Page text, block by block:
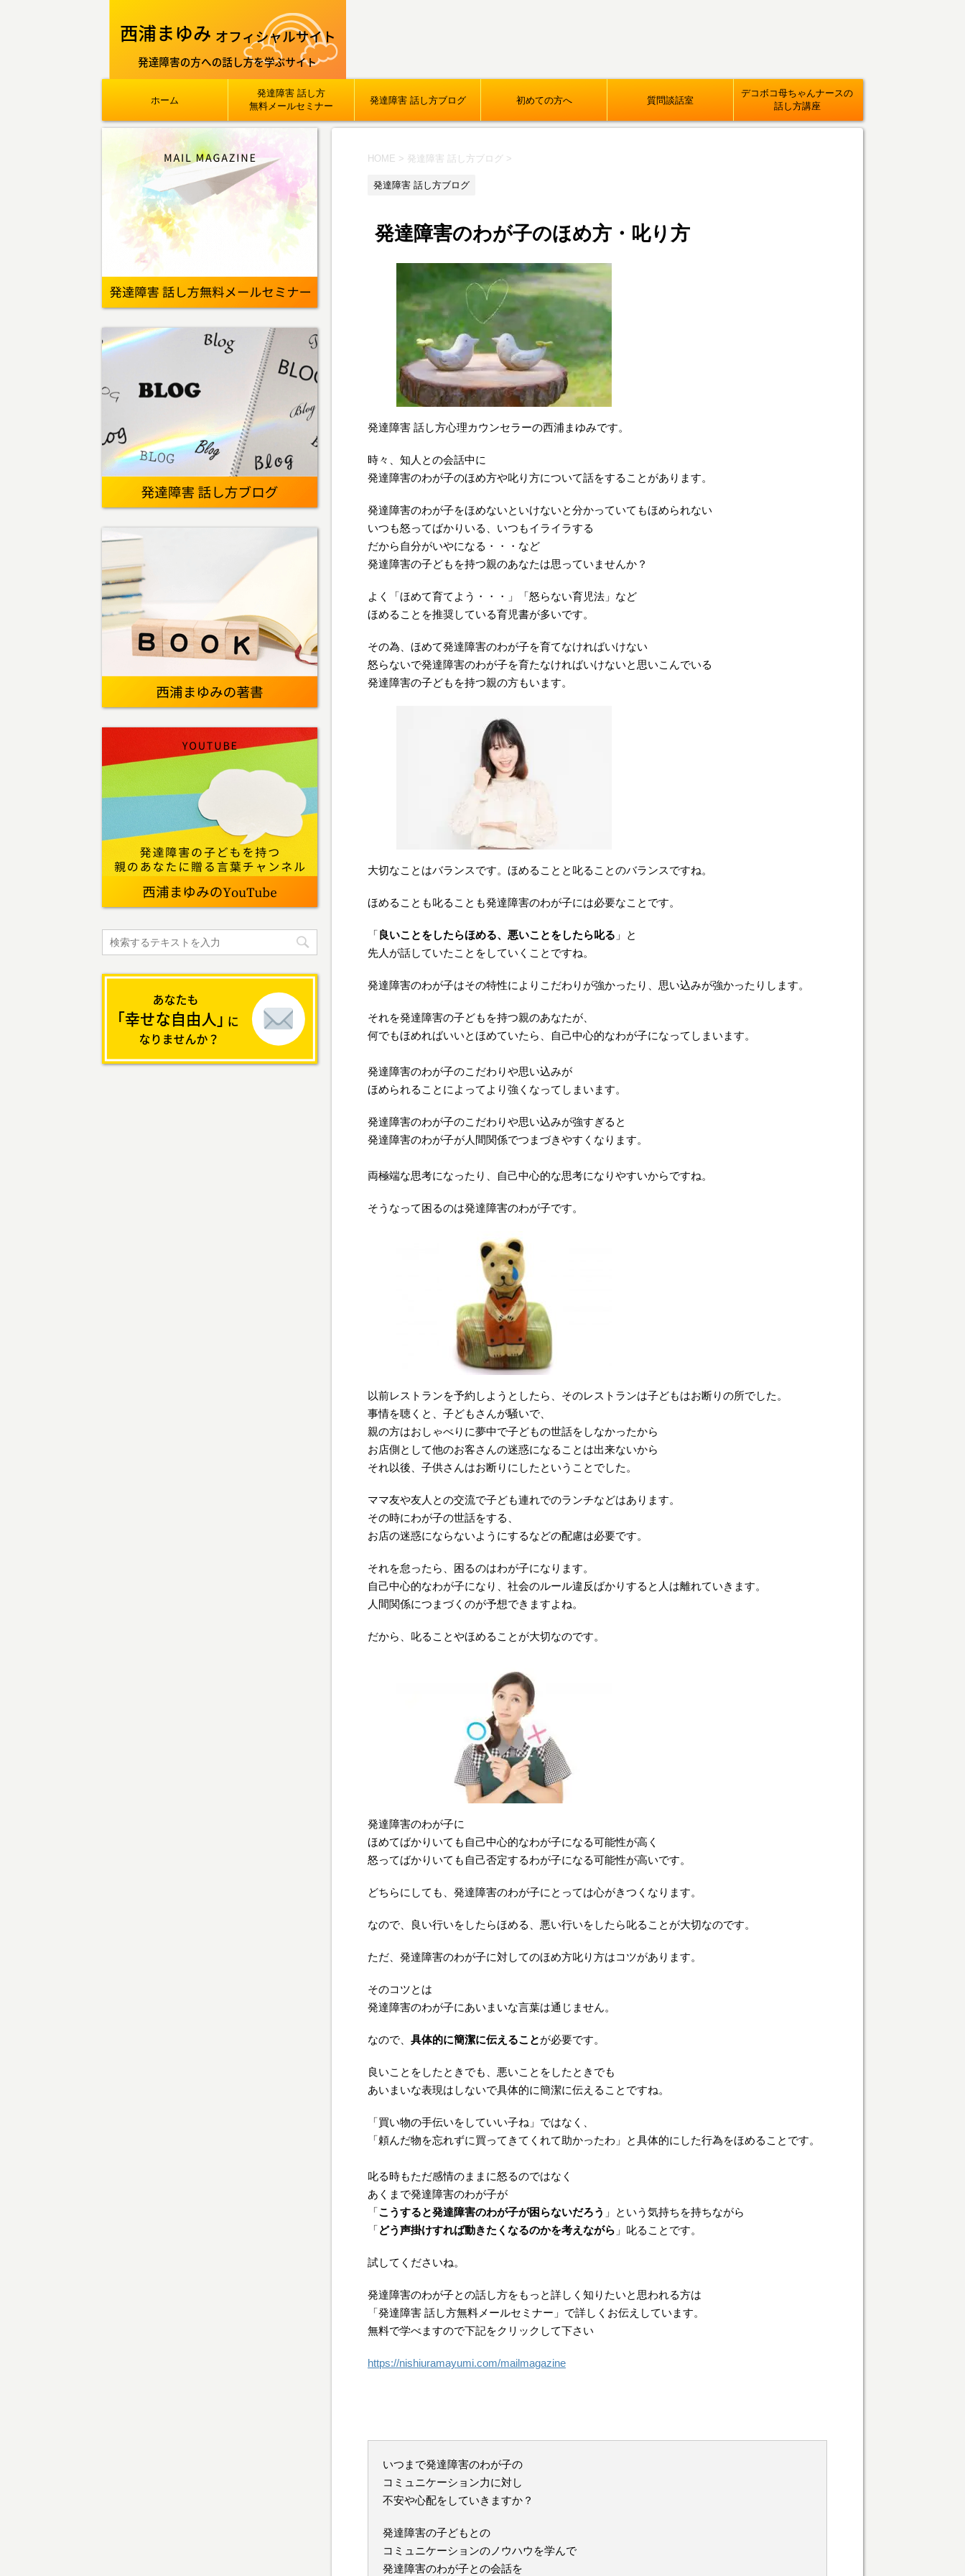
ホーム
発達障害 話し方
無料メールセミナー
発達障害 話し方ブログ 初めての方へ 質問談話室
デコボコ母ちゃんナースの
話し方講座
HOME > 発達障害 話し方ブログ >
発達障害 話し方ブログ
発達障害のわが子のほめ方・叱り方
発達障害 話し方心理カウンセラーの西浦まゆみです。
時々、知人との会話中に
発達障害のわが子のほめ方や叱り方について話をすることがあります。
発達障害のわが子をほめないといけないと分かっていてもほめられない
いつも怒ってばかりいる、いつもイライラする
だから自分がいやになる・・・など
発達障害の子どもを持つ親のあなたは思っていませんか？
よく「ほめて育てよう・・・」「怒らない育児法」など
ほめることを推奨している育児書が多いです。
その為、ほめて発達障害のわが子を育てなければいけない
怒らないで発達障害のわが子を育たなければいけないと思いこんでいる
発達障害の子どもを持つ親の方もいます。
大切なことはバランスです。ほめることと叱ることのバランスですね。
ほめることも叱ることも発達障害のわが子には必要なことです。
「良いことをしたらほめる、悪いことをしたら叱る 」と
先人が話していたことをしていくことですね。
発達障害のわが子はその特性によりこだわりが強かったり、思い込みが強かったりします。
それを発達障害の子どもを持つ親のあなたが、
何でもほめればいいとほめていたら、自己中心的なわが子になってしまいます。
発達障害のわが子のこだわりや思い込みが
ほめられることによってより強くなってしまいます。
発達障害のわが子のこだわりや思い込みが強すぎると
発達障害のわが子が人間関係でつまづきやすくなります。
両極端な思考になったり、自己中心的な思考になりやすいからですね。
そうなって困るのは発達障害のわが子です。
以前レストランを予約しようとしたら、そのレストランは子どもはお断りの所でした。
事情を聴くと、子どもさんが騒いで、
親の方はおしゃべりに夢中で子どもの世話をしなかったから
お店側として他のお客さんの迷惑になることは出来ないから
それ以後、子供さんはお断りにしたということでした。
ママ友や友人との交流で子ども連れでのランチなどはあります。
その時にわが子の世話をする、
お店の迷惑にならないようにするなどの配慮は必要です。
それを怠ったら、困るのはわが子になります。
自己中心的なわが子になり、社会のルール違反ばかりすると人は離れていきます。
人間関係につまづくのが予想できますよね。
だから、叱ることやほめることが大切なのです。
発達障害のわが子に
ほめてばかりいても自己中心的なわが子になる可能性が高く
怒ってばかりいても自己否定するわが子になる可能性が高いです。
どちらにしても、発達障害のわが子にとっては心がきつくなります。
なので、良い行いをしたらほめる、悪い行いをしたら叱ることが大切なのです。
ただ、発達障害のわが子に対してのほめ方叱り方はコツがあります。
そのコツとは
発達障害のわが子にあいまいな言葉は通じません。
なので、 具体的に簡潔に伝えることが必要です。
良いことをしたときでも、悪いことをしたときでも
あいまいな表現はしないで具体的に簡潔に伝えることですね。
「買い物の手伝いをしていい子ね」ではなく、
「頼んだ物を忘れずに買ってきてくれて助かったわ」と具体的にした行為をほめることです。
叱る時もただ感情のままに怒るのではなく
あくまで発達障害のわが子が
「こうすると発達障害のわが子が困らないだろう 」という気持ちを持ちながら
「どう声掛けすれば動きたくなるのかを考えながら 」叱ることです。
試してくださいね。
発達障害のわが子との話し方をもっと詳しく知りたいと思われる方は
「発達障害 話し方無料メールセミナー」で詳しくお伝えしています。
無料で学べますので下記をクリックして下さい
https://nishiuramayumi.com/mailmagazine
いつまで発達障害のわが子の
コミュニケーション力に対し
不安や心配をしていきますか？
発達障害の子どもとの
コミュニケーションのノウハウを学んで
発達障害のわが子との会話を